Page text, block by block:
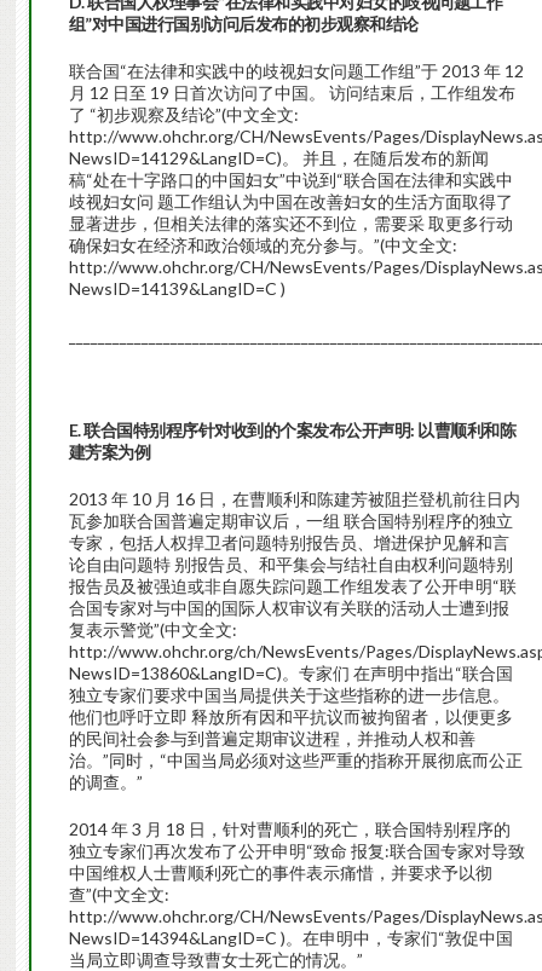
组”对中国进行国别访问后发布的初步观察和结论
联合国“在法律和实践中的歧视妇女问题工作组”于 2013 年 12
月 12 日至 19 日首次访问了中国。 访问结束后，工作组发布
了 “初步观察及结论”(中文全文:
http://www.ohchr.org/CH/NewsEvents/Pages/
NewsID=14129&LangID=C)。 并且，在随后发布的新闻
稿“处在十字路口的中国妇女”中说到“联合国在法律和实践中
歧视妇女问 题工作组认为中国在改善妇女的生活方面取得了
显著进步，但相关法律的落实还不到位，需要采 取更多行动
确保妇女在经济和政治领域的充分参与。”(中文全文:
http://www.ohchr.org/CH/NewsEvents/Pages/
NewsID=14139&LangID=C )
E. 联合国特别程序针对收到的个案发布公开声明: 以曹顺利和陈
建芳案为例
2013 年 10 月 16 日，在曹顺利和陈建芳被阻拦登机前往日内
瓦参加联合国普遍定期审议后，一组 联合国特别程序的独立
专家，包括人权捍卫者问题特别报告员、增进保护见解和言
论自由问题特 别报告员、和平集会与结社自由权利问题特别
报告员及被强迫或非自愿失踪问题工作组发表了公开申明“联
合国专家对与中国的国际人权审议有关联的活动人士遭到报
复表示警觉”(中文全文:
http://www.ohchr.org/ch/NewsEvents/Pages/
NewsID=13860&LangID=C)。专家们 在声明中指出“联合国
独立专家们要求中国当局提供关于这些指称的进一步信息。
他们也呼吁立即 释放所有因和平抗议而被拘留者，以便更多
的民间社会参与到普遍定期审议进程，并推动人权和善
治。”同时，“中国当局必须对这些严重的指称开展彻底而公正
的调查。”
2014 年 3 月 18 日，针对曹顺利的死亡，联合国特别程序的
独立专家们再次发布了公开申明“致命 报复:联合国专家对导致
中国维权人士曹顺利死亡的事件表示痛惜，并要求予以彻
查”(中文全文:
http://www.ohchr.org/CH/NewsEvents/Pages/
NewsID=14394&LangID=C )。在申明中，专家们“敦促中国
当局立即调查导致曹女士死亡的情况。”